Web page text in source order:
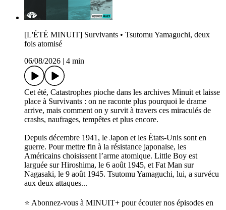
[L'ÉTÉ MINUIT] Survivants • Tsutomu Yamaguchi, deux
fois atomisé
06/08/2026
4 min
Cet été, Catastrophes pioche dans les archives Minuit et laisse
place à Survivants : on ne raconte plus pourquoi le drame
arrive, mais comment on y survit à travers ces miraculés de
crashs, naufrages, tempêtes et plus encore.
Depuis décembre 1941, le Japon et les États-Unis sont en
guerre. Pour mettre fin à la résistance japonaise, les
Américains choisissent l’arme atomique. Little Boy est
larguée sur Hiroshima, le 6 août 1945, et Fat Man sur
Nagasaki, le 9 août 1945. Tsutomu Yamaguchi, lui, a survécu
aux deux attaques...
⭐️ Abonnez-vous à MINUIT+ pour écouter nos épisodes en